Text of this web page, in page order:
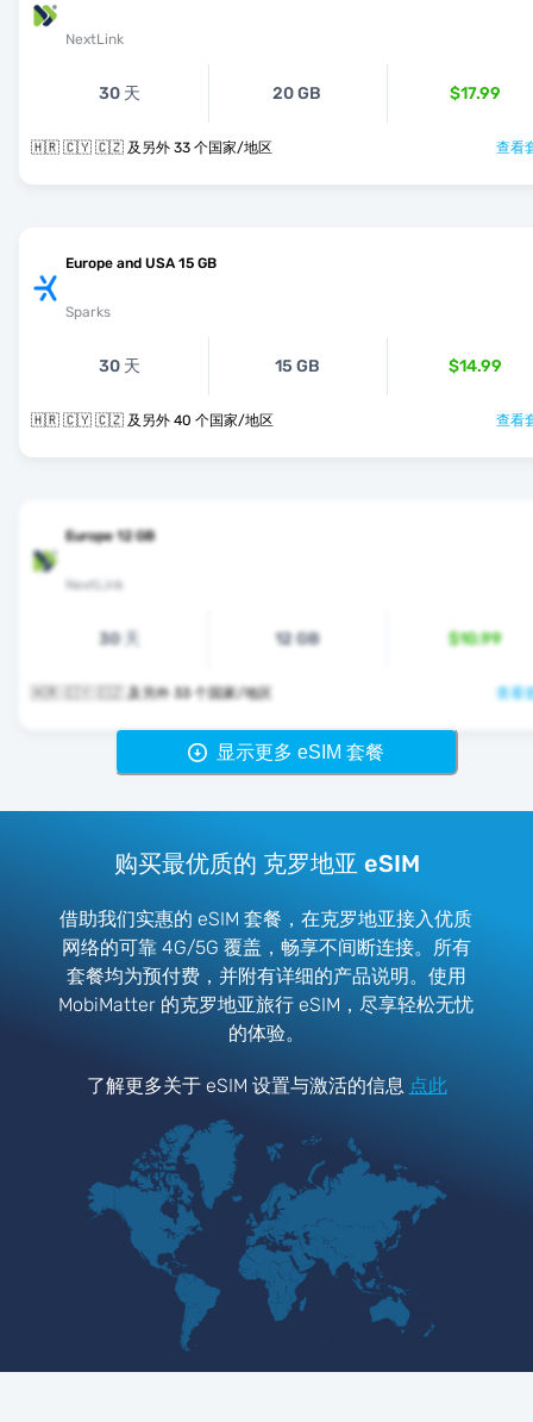
NextLink
30 天 20 GB $17.99
🇭🇷 🇨🇾 🇨🇿 及另外 33 个国家/地区 查看
Europe and USA 15 GB
Sparks
30 天 15 GB $14.99
🇭🇷 🇨🇾 🇨🇿 及另外 40 个国家/地区 查看
Europe 12 GB
NextLink
30 天 12 GB $10.99
🇭🇷 🇨🇾 🇨🇿 及另外 33 个国家/地区 查看
显示更多 eSIM 套餐
购买最优质的 克罗地亚 eSIM
借助我们实惠的 eSIM 套餐，在克罗地亚接入优质
网络的可靠 4G/5G 覆盖，畅享不间断连接。所有
套餐均为预付费，并附有详细的产品说明。使用
MobiMatter 的克罗地亚旅行 eSIM，尽享轻松无忧
的体验。
了解更多关于 eSIM 设置与激活的信息 点此